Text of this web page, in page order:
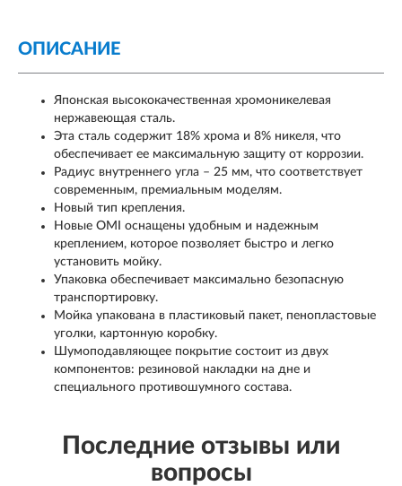
ОПИСАНИЕ
Японская высококачественная хромоникелевая
нержавеющая сталь.
Эта сталь содержит 18% хрома и 8% никеля, что
обеспечивает ее максимальную защиту от коррозии.
Радиус внутреннего угла – 25 мм, что соответствует
современным, премиальным моделям.
Новый тип крепления.
Новые OMI оснащены удобным и надежным
креплением, которое позволяет быстро и легко
установить мойку.
Упаковка обеспечивает максимально безопасную
транспортировку.
Мойка упакована в пластиковый пакет, пенопластовые
уголки, картонную коробку.
Шумоподавляющее покрытие состоит из двух
компонентов: резиновой накладки на дне и
специального противошумного состава.
Последние отзывы или
вопросы